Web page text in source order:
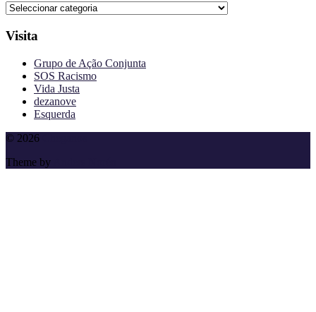
Categorias
Visita
Grupo de Ação Conjunta
SOS Racismo
Vida Justa
dezanove
Esquerda
To
top
© 2026
Theme by